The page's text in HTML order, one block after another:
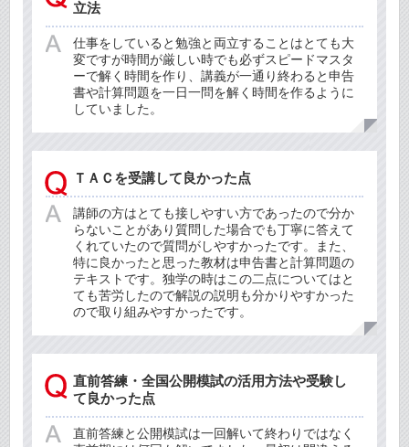
立法
仕事をしていると勉強と両立することはとても大
変ですが時間が厳しい時でも必ずスピードマスタ
ーで解く時間を作り、講義が一通り終わると申告
書や計算問題を一日一問を解く時間を作るように
していました。
ＴＡＣを受講して良かった点
講師の方はとても接しやすい方であったので分か
らないことがあり質問した場合でも丁寧に答えて
くれていたので質問がしやすかったです。また、
特に良かったと思った教材は申告書と計算問題の
テキストです。独学の時はこの二点についてはと
ても苦労したので解説の説明も分かりやすかった
ので取り組みやすかったです。
直前答練・全国公開模試の活用方法や受験し
て良かった点
直前答練と公開模試は一回解いて終わりではなく